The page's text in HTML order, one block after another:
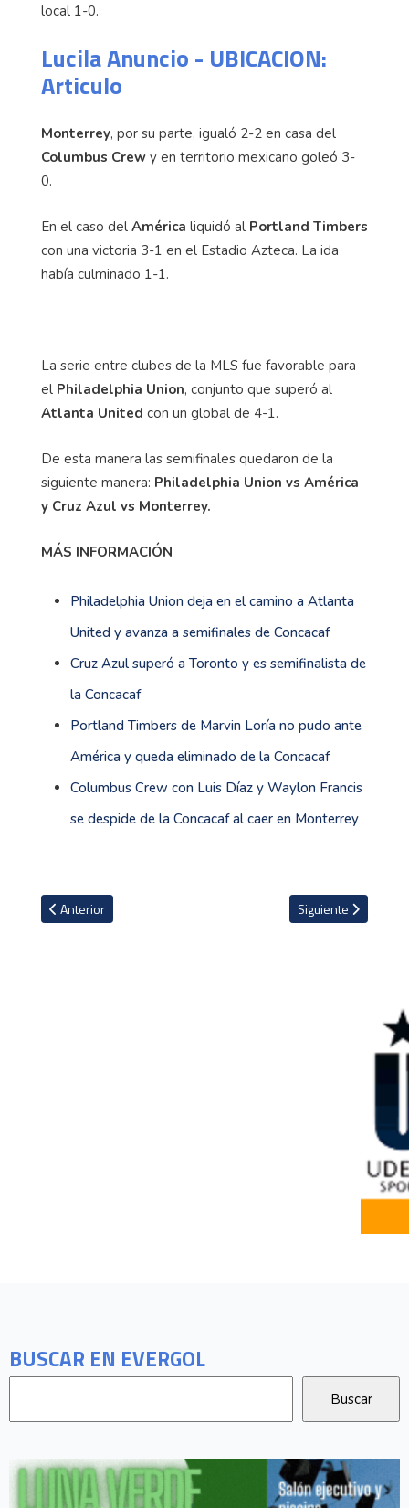
BUSCAR EN EVERGOL
local 1-0.
Lucila Anuncio - UBICACION:
Articulo
Monterrey, por su parte, igualó 2-2 en casa del
Columbus Crew y en territorio mexicano goleó 3-
0.
En el caso del América liquidó al Portland Timbers
con una victoria 3-1 en el Estadio Azteca. La ida
había culminado 1-1.
La serie entre clubes de la MLS fue favorable para
el Philadelphia Union, conjunto que superó al
Atlanta United con un global de 4-1.
De esta manera las semifinales quedaron de la
siguiente manera: Philadelphia Union vs América
y Cruz Azul vs Monterrey.
MÁS INFORMACIÓN
Philadelphia Union deja en el camino a Atlanta
United y avanza a semifinales de Concacaf
Cruz Azul superó a Toronto y es semifinalista de
la Concacaf
Portland Timbers de Marvin Loría no pudo ante
América y queda eliminado de la Concacaf
Columbus Crew con Luis Díaz y Waylon Francis
se despide de la Concacaf al caer en Monterrey
Artículo anterior: Falleció el histórico técnico argentino Carlos
Anterior Artículo siguiente:
Siguiente